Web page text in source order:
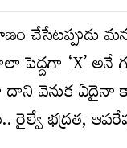
చేసేటప్పుడు
‘X’ అనే
వెనుక ఏదైనా
రైల్వే భద్రత,